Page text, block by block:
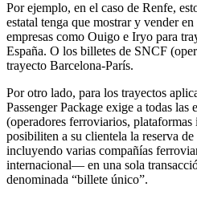
Por ejemplo, en el caso de Renfe,
estatal tenga que mostrar y vender
empresas como Ouigo e Iryo para
España. O los billetes de SNCF
trayecto Barcelona-París.
Por otro lado, para los trayectos
Passenger Package exige a todas las
(operadores ferroviarios, plataformas
posibiliten a su clientela la reserva
incluyendo varias compañías
internacional— en una sola
denominada “billete único”.